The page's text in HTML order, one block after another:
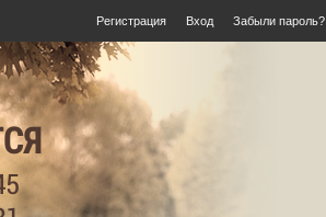
Регистрация Вход Забыли пароль?